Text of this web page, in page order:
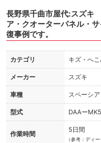
長野県千曲市屋代:スズキ
ア・クオーターパネル・
復事例です。
カテゴリ キズ・へ
メーカー スズキ
車種 スペーシア
型式 DAAー
作業時間
5日間
（参考：ディー